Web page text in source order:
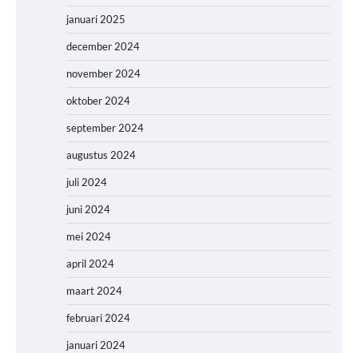
januari 2025
december 2024
november 2024
oktober 2024
september 2024
augustus 2024
juli 2024
juni 2024
mei 2024
april 2024
maart 2024
februari 2024
januari 2024